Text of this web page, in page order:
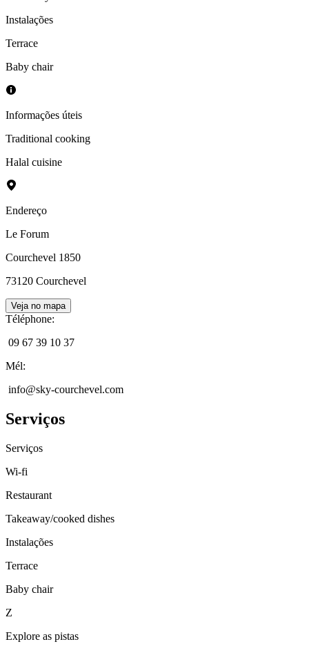
Instalações
Terrace
Baby chair
Informações úteis
Traditional cooking
Halal cuisine
Endereço
Le Forum
Courchevel 1850
73120 Courchevel
Veja no mapa
Téléphone:
09 67 39 10 37
Mél:
info@sky-courchevel.com
Serviços
Serviços
Wi-fi
Restaurant
Takeaway/cooked dishes
Instalações
Terrace
Baby chair
Z
Explore as pistas